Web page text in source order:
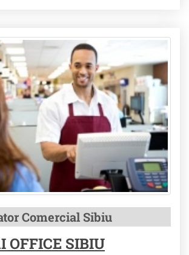
Comercial Sibiu
OFFICE SIBIU